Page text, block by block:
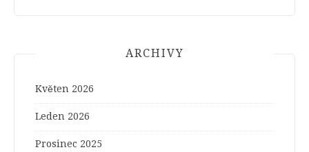
ARCHIVY
Květen 2026
Leden 2026
Prosinec 2025